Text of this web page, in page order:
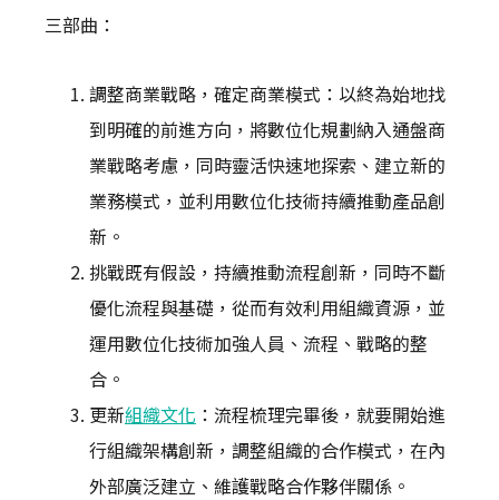
三部曲：
調整商業戰略，確定商業模式：以終為始地找
到明確的前進方向，將數位化規劃納入通盤商
業戰略考慮，同時靈活快速地探索、建立新的
業務模式，並利用數位化技術持續推動產品創
新。
挑戰既有假設，持續推動流程創新，同時不斷
優化流程與基礎，從而有效利用組織資源，並
運用數位化技術加強人員、流程、戰略的整
合。
更新組織文化 ：流程梳理完畢後，就要開始進
行組織架構創新，調整組織的合作模式，在內
外部廣泛建立、維護戰略合作夥伴關係。